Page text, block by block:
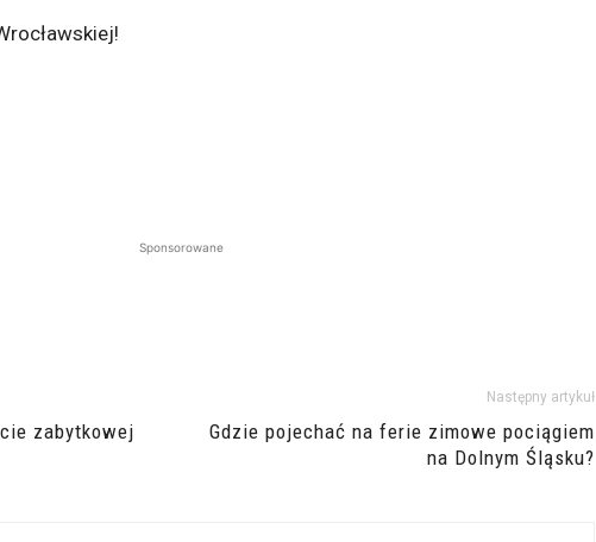
Sponsorowane
zabytkowej
Następny artykuł
Gdzie pojechać na ferie zimowe pociągiem
na Dolnym Śląsku?